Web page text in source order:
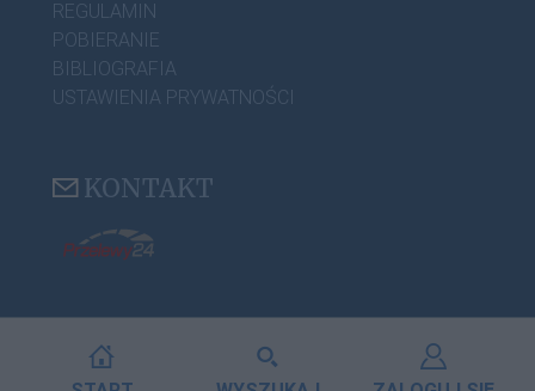
REGULAMIN
POBIERANIE
BIBLIOGRAFIA
USTAWIENIA PRYWATNOŚCI
KONTAKT